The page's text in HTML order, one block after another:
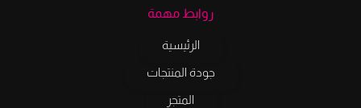
روابط مهمة
الرئيسية
جودة المنتجات
المتجر